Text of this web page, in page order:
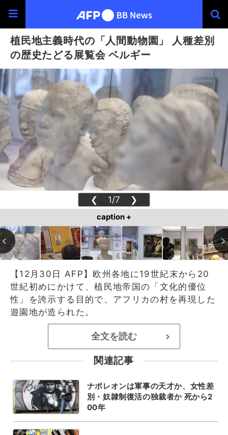
植民地主義時代の「人間動物園」 人種差別
の歴史たどる展覧会 ベルギー
❮ 1/7 ❯
caption +
【12月30日 AFP】欧州各地に19世紀末から20
世紀初めにかけて、植民地帝国の「文化的優位
性」を誇示する目的で、アフリカの村を再現した
遊園地が造られた。
全文を読む >
関連記事
ナポレオンは軍事の天才か、女性差
別・奴隷制復活の独裁者か 死から2
00年